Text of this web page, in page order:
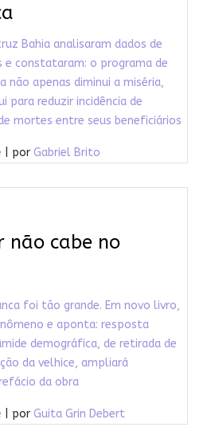
Bahia analisaram dados de
e constataram: o programa de
não apenas diminui a miséria,
para reduzir incidência de
mortes entre seus beneficiários
| por Gabriel Brito
não cabe no
foi tão grande. Em novo livro,
e aponta: resposta
demográfica, de retirada de
da velhice, ampliará
da obra
| por Guita Grin Debert